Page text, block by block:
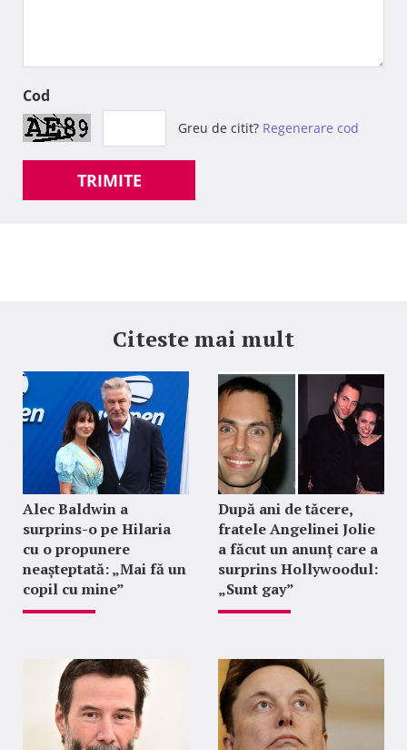
Cod
Greu de citit? Regenerare cod
TRIMITE
Citeste mai mult
Alec Baldwin a
surprins-o pe Hilaria
cu o propunere
neașteptată: „Mai fă un
copil cu mine”
După ani de tăcere,
fratele Angelinei Jolie
a făcut un anunț care a
surprins Hollywoodul:
„Sunt gay”